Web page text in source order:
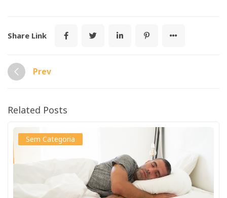
Share Link
Prev
Related Posts
Sem Categoria